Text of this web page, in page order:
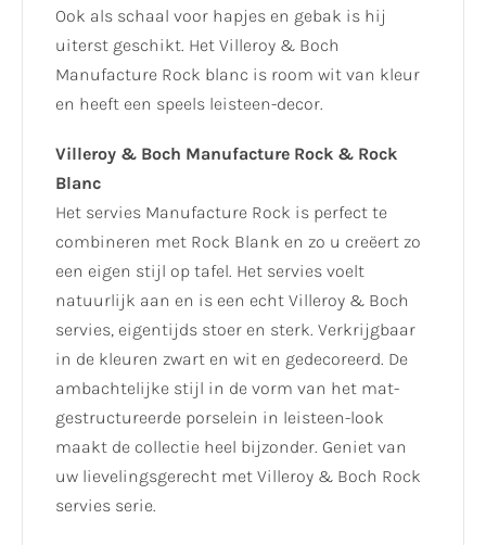
Ook als schaal voor hapjes en gebak is hij
uiterst geschikt. Het Villeroy & Boch
Manufacture Rock blanc is room wit van kleur
en heeft een speels leisteen-decor.
Villeroy & Boch Manufacture Rock & Rock
Blanc
Het servies Manufacture Rock is perfect te
combineren met Rock Blank en zo u creëert zo
een eigen stijl op tafel. Het servies voelt
natuurlijk aan en is een echt Villeroy & Boch
servies, eigentijds stoer en sterk. Verkrijgbaar
in de kleuren zwart en wit en gedecoreerd. De
ambachtelijke stijl in de vorm van het mat-
gestructureerde porselein in leisteen-look
maakt de collectie heel bijzonder. Geniet van
uw lievelingsgerecht met Villeroy & Boch Rock
servies serie.